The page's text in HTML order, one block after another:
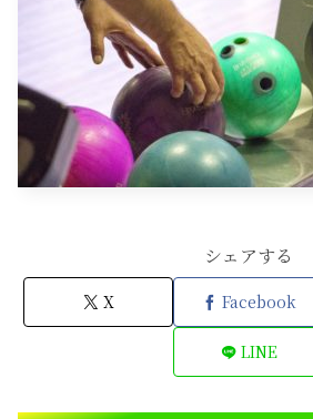
シェアする
X Facebook
LINE